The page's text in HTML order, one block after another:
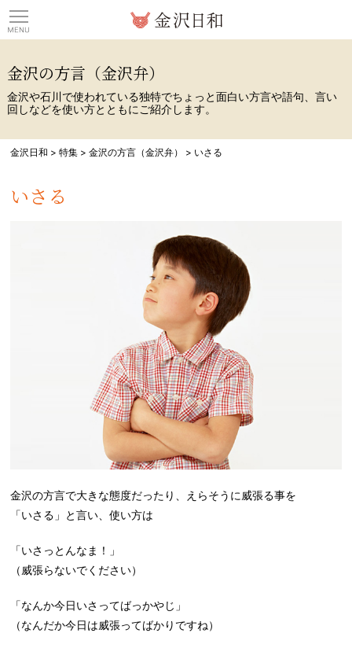
金沢の方言（金沢弁）
金沢や石川で使われている独特でちょっと面白い方言や語句、言い
回しなどを使い方とともにご紹介します。
金沢日和 >特集 >金沢の方言（金沢弁） > いさる
いさる
金沢の方言で大きな態度だったり、えらそうに威張る事を
「いさる」と言い、使い方は
「いさっとんなま！」
（威張らないでください）
「なんか今日いさってばっかやじ」
（なんだか今日は威張ってばかりですね）